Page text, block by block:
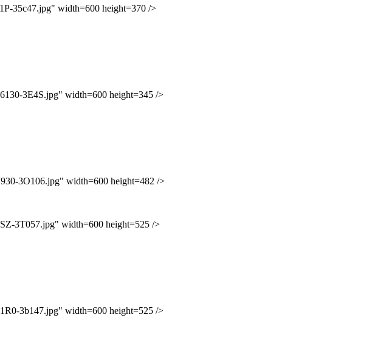
35c47.jpg" width=600 height=370 />
3E4S.jpg" width=600 height=345 />
3O106.jpg" width=600 height=482 />
3T057.jpg" width=600 height=525 />
3b147.jpg" width=600 height=525 />